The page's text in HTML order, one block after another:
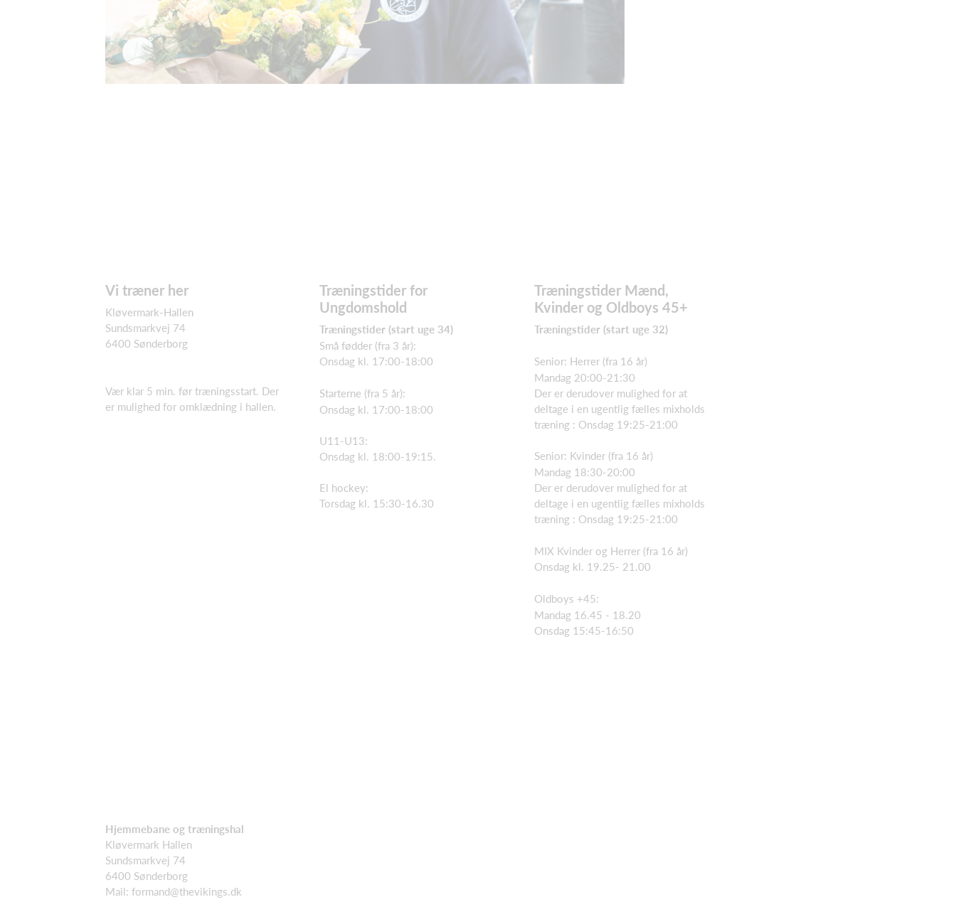
Vi træner her
Kløvermark-Hallen
Sundsmarkvej 74
6400 Sønderborg
Vær klar 5 min. før træningsstart. Der
er mulighed for omklædning i hallen.
Træningstider for
Ungdomshold
Træningstider (start uge 34)
Små fødder (fra 3 år):
Onsdag kl. 17:00-18:00
Starterne (fra 5 år):
Onsdag kl. 17:00-18:00
U11-U13:
Onsdag kl. 18:00-19:15.
El hockey:
Torsdag kl. 15:30-16.30
Træningstider Mænd,
Kvinder og Oldboys 45+
Træningstider (start uge 32)
Senior: Herrer (fra 16 år)
Mandag 20:00-21:30
Der er derudover mulighed for at
deltage i en ugentlig fælles mixholds
træning : Onsdag 19:25-21:00
Senior: Kvinder (fra 16 år)
Mandag 18:30-20:00
Der er derudover mulighed for at
deltage i en ugentlig fælles mixholds
træning : Onsdag 19:25-21:00
MIX Kvinder og Herrer (fra 16 år)
Onsdag kl. 19.25- 21.00
Oldboys +45:
Mandag 16.45 - 18.20
Onsdag 15:45-16:50
Hjemmebane og træningshal
Kløvermark Hallen
Sundsmarkvej 74
6400 Sønderborg
Mail: formand@thevikings.dk